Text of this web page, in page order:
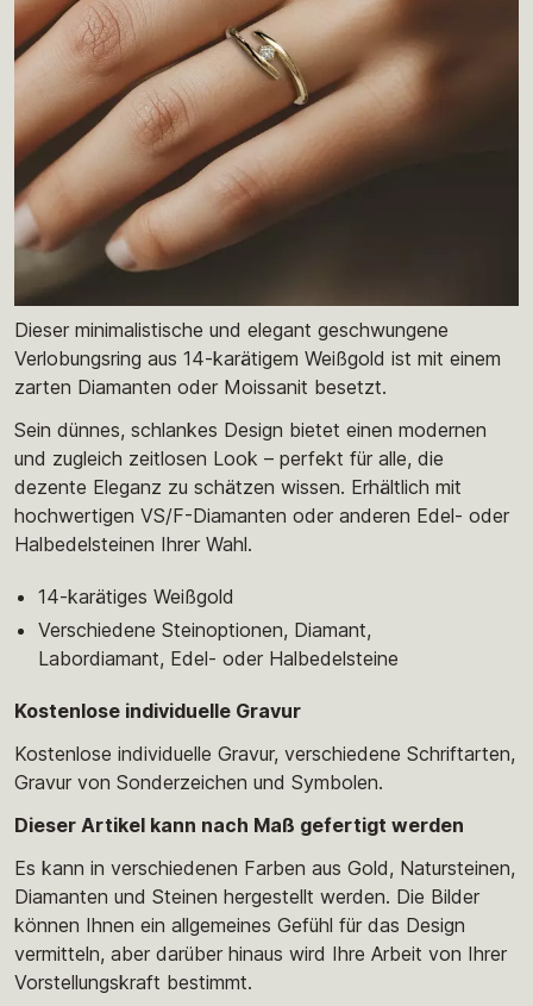
Dieser minimalistische und elegant geschwungene
Verlobungsring aus 14-karätigem Weißgold ist mit einem
zarten Diamanten oder Moissanit besetzt.
Sein dünnes, schlankes Design bietet einen modernen
und zugleich zeitlosen Look – perfekt für alle, die
dezente Eleganz zu schätzen wissen. Erhältlich mit
hochwertigen VS/F-Diamanten oder anderen Edel- oder
Halbedelsteinen Ihrer Wahl.
14-karätiges Weißgold
Verschiedene Steinoptionen, Diamant,
Labordiamant, Edel- oder Halbedelsteine
Kostenlose individuelle Gravur
Kostenlose individuelle Gravur, verschiedene Schriftarten,
Gravur von Sonderzeichen und Symbolen.
Dieser Artikel kann nach Maß gefertigt werden
Es kann in verschiedenen Farben aus Gold, Natursteinen,
Diamanten und Steinen hergestellt werden. Die Bilder
können Ihnen ein allgemeines Gefühl für das Design
vermitteln, aber darüber hinaus wird Ihre Arbeit von Ihrer
Vorstellungskraft bestimmt.